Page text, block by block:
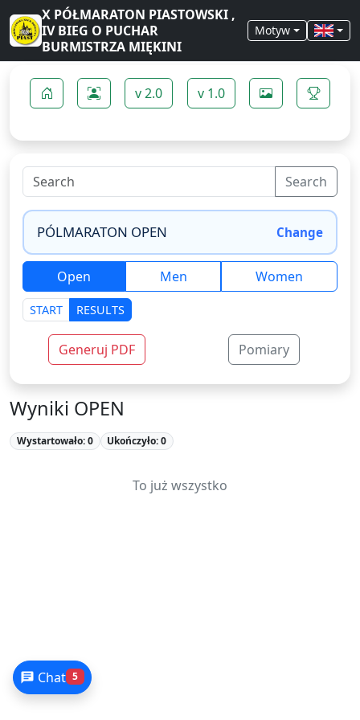
X PÓŁMARATON PIASTOWSKI ,
IV BIEG O PUCHAR
BURMISTRZA MIĘKINI
Motyw
v 2.0 v 1.0
Search
Change
Open Men Women
START RESULTS
Generuj PDF Pomiary
Wyniki OPEN
Wystartowało: 0 Ukończyło: 0
To już wszystko
Chat 5